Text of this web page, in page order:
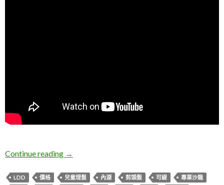
Continue reading LDD。人生第一次剪頭髮
→
LDD 價格 兒童理髮 內湖 剪頭髮 可緹
專業沙龍